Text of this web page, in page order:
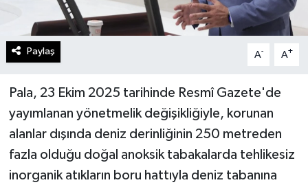
Paylaş A- A+
Pala, 23 Ekim 2025 tarihinde Resmî Gazete'de
yayımlanan yönetmelik değişikliğiyle, korunan
alanlar dışında deniz derinliğinin 250 metreden
fazla olduğu doğal anoksik tabakalarda tehlikesiz
inorganik atıkların boru hattıyla deniz tabanına